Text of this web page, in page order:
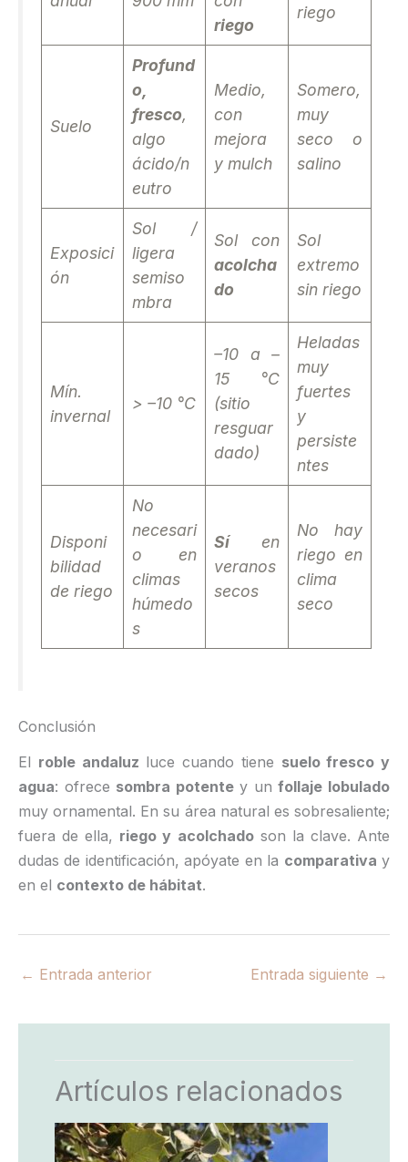
riego
riego
Suelo
Profund
o,
fresco,
algo
ácido/n
eutro
Medio,
con
mejora
y mulch
Somero,
muy
seco o
salino
Exposici
ón
Sol /
ligera
semiso
mbra
Sol con
acolcha
do
Sol
extremo
sin riego
Mín.
invernal
> –10 °C
–10 a –
15 °C
(sitio
resguar
dado)
Heladas
muy
fuertes
y
persiste
ntes
Disponi
bilidad
de riego
No
necesari
o en
climas
húmedo
s
Síen
veranos
secos
No hay
riego en
clima
seco
Conclusión
El roble andaluz luce cuando tiene suelo fresco y
agua: ofrece sombra potentey unfollaje lobulado
muy ornamental. En su área natural es sobresaliente;
fuera de ella, riego y acolchadoson la clave. Ante
dudas de identificación, apóyate en la comparativa y
en el contexto de hábitat.
← Entrada anterior Entrada siguiente →
Artículos relacionados